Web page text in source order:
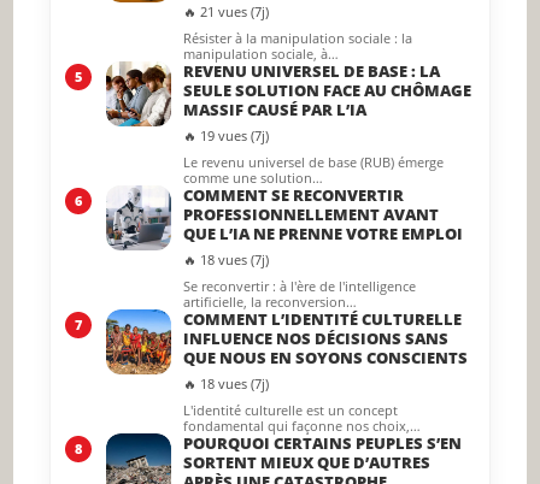
🔥 21 vues (7j)
Résister à la manipulation sociale : la
manipulation sociale, à…
5
REVENU UNIVERSEL DE BASE : LA
SEULE SOLUTION FACE AU CHÔMAGE
MASSIF CAUSÉ PAR L’IA
🔥 19 vues (7j)
Le revenu universel de base (RUB) émerge
comme une solution…
6
COMMENT SE RECONVERTIR
PROFESSIONNELLEMENT AVANT
QUE L’IA NE PRENNE VOTRE EMPLOI
🔥 18 vues (7j)
Se reconvertir : à l'ère de l'intelligence
artificielle, la reconversion…
7
COMMENT L’IDENTITÉ CULTURELLE
INFLUENCE NOS DÉCISIONS SANS
QUE NOUS EN SOYONS CONSCIENTS
🔥 18 vues (7j)
L'identité culturelle est un concept
fondamental qui façonne nos choix,…
8
POURQUOI CERTAINS PEUPLES S’EN
SORTENT MIEUX QUE D’AUTRES